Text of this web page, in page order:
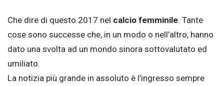
Che dire di questo 2017 nel calcio femminile. Tante
cose sono successe che, in un modo o nell’altro, hanno
dato una svolta ad un mondo sinora sottovalutato ed
umiliato.
La notizia più grande in assoluto è l’ingresso sempre